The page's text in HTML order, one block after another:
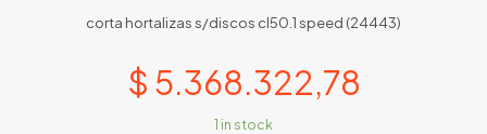
corta hortalizas s/discos cl50.1 speed (24443)
$ 5.368.322,78
1 in stock